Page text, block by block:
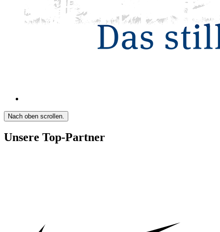
Nach oben scrollen.
Unsere Top-Partner